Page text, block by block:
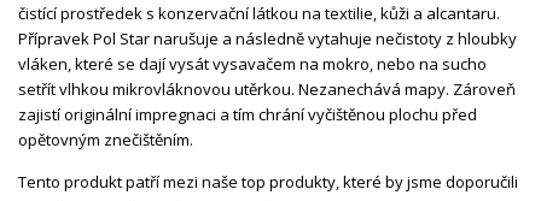
čistící prostředek s konzervační látkou na textilie, kůži a alcantaru.
Přípravek Pol Star narušuje a následně vytahuje nečistoty z hloubky
vláken, které se dají vysát vysavačem na mokro, nebo na sucho
setřít vlhkou mikrovláknovou utěrkou. Nezanechává mapy. Zároveň
zajistí originální impregnaci a tím chrání vyčištěnou plochu před
opětovným znečištěním.
Tento produkt patří mezi naše top produkty, které by jsme doporučili